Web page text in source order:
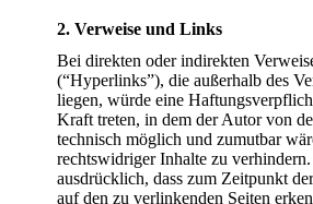
2. Verweise und Links
Bei direkten oder indirekten
(“Hyperlinks”), die außerhalb des
liegen, würde eine
Kraft treten, in dem der Autor von
technisch möglich und zumutbar
rechtswidriger Inhalte zu
ausdrücklich, dass zum Zeitpunkt
auf den zu verlinkenden Seiten